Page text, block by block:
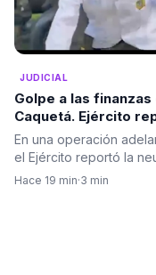
JUDICIAL
Golpe a las
Caquetá. Ejército
‘Alexis Perdomo’
En una operación
el Ejército reportó la
Hace 19 min·3 min